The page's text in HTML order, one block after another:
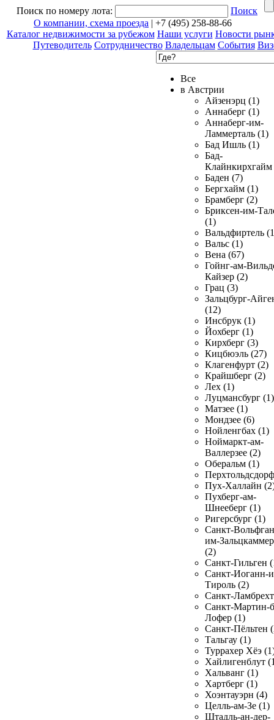
Поиск по номеру лота:
Поиск
О компании, схема проезда | +7 (495) 258-88-66
Каталог недвижимости за рубежом Наши услуги Новости
Путеводитель Сотрудничество Владельцам События
Все
в Австрии
Айзенэрц (1)
Аннаберг (1)
Аннаберг-им-
Ламмерталь (1)
Бад Ишль (1)
Бад-
Клайнкирхгайм
Баден (7)
Бергхайм (1)
Брамберг (2)
Бриксен-им-
(1)
Вальдфиртель
Вальс (1)
Вена (67)
Гойнг-ам-
Кайзер (2)
Грац (3)
Зальцбург-
(12)
Инсбрук (1)
Йохберг (1)
Кирхберг (3)
Кицбюэль (27)
Клагенфурт (2)
Крайшберг (2)
Лех (1)
Луцмансбург (1)
Матзее (1)
Мондзее (6)
Нойленгбах (1)
Ноймаркт-ам-
Валлерзее (2)
Оберальм (1)
Пух-Халлайн
Пухберг-ам-
Шнееберг (1)
Ригерсбург (1)
Санкт-
им-
(2)
Санкт-Гильген
Санкт-Иоганн-
Тироль (2)
Санкт-
Санкт-Мартин-
Лофер (1)
Санкт-Пёльтен
Тальгау (1)
Туррахер Хёэ
Хайлигенблут
Хальванг (1)
Хартберг (1)
Хоэнтауэрн (4)
Целль-ам-Зе (1)
Штадль-ан-дер-